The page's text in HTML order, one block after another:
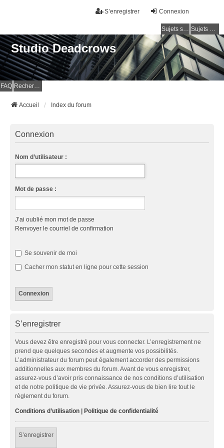
Connexion
S’enregistrer
Sujets sans réponse Sujets actifs
Studio Deadcrows
FAQ Rechercher
Accueil Index du forum
Connexion
Nom d’utilisateur :
Mot de passe :
J’ai oublié mon mot de passe
Renvoyer le courriel de confirmation
Se souvenir de moi
Cacher mon statut en ligne pour cette session
S’enregistrer
Vous devez être enregistré pour vous connecter. L’enregistrement ne
prend que quelques secondes et augmente vos possibilités.
L’administrateur du forum peut également accorder des permissions
additionnelles aux membres du forum. Avant de vous enregistrer,
assurez-vous d’avoir pris connaissance de nos conditions d’utilisation
et de notre politique de vie privée. Assurez-vous de bien lire tout le
règlement du forum.
Conditions d’utilisation | Politique de confidentialité
S’enregistrer